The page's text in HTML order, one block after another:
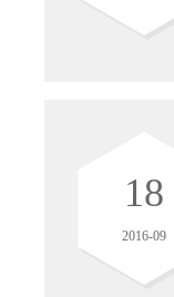
18
2016-09